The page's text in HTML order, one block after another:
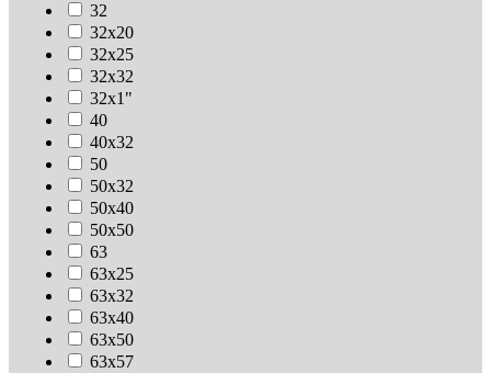
32
32х20
32х25
32х32
32х1"
40
40х32
50
50х32
50х40
50х50
63
63х25
63х32
63х40
63х50
63х57